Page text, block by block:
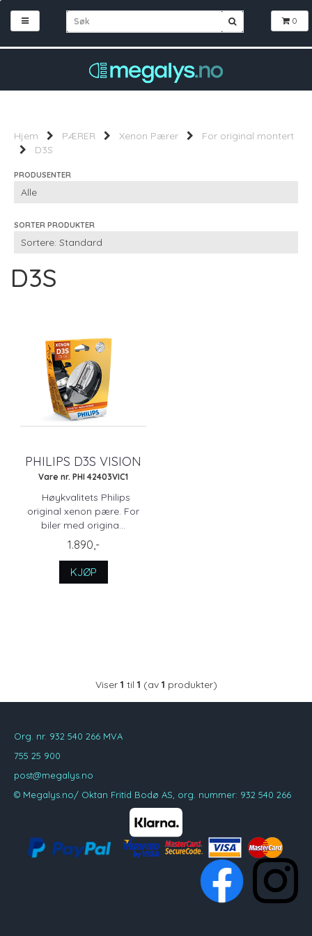
0
Hjem PÆRER Xenon Pærer
For original montert
D3S
PRODUSENTER
SORTER PRODUKTER
D3S
PHILIPS D3S VISION
Vare nr. PHI 42403VIC1
Høykvalitets Philips
original xenon pære. For
biler med origina...
1.890,-
KJØP
Viser 1 til 1 (av 1 produkter)
Org. nr. 932 540 266 MVA
755 25 900
post@megalys.no
© Megalys.no/ Oktan Fritid Bodø AS, org. nummer: 932 540 266